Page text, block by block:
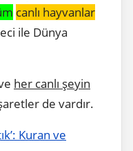
canlı hayvanlar
ile Dünya
her canlı şeyin
de vardır.
Kuran ve